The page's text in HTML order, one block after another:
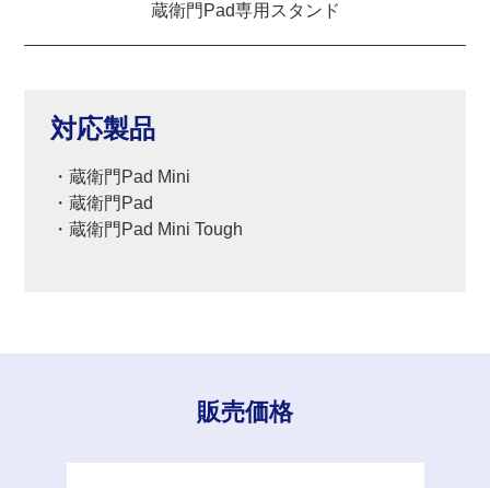
蔵衛門Pad専用スタンド
対応製品
・蔵衛門Pad Mini
・蔵衛門Pad
・蔵衛門Pad Mini Tough
販売価格